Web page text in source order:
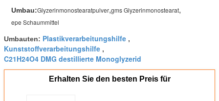
Umbau:Glyzerinmonostearatpulver,gms Glyzerinmonostearat,
epe Schaummittel
Umbauten: Plastikverarbeitungshilfe ,
Kunststoffverarbeitungshilfe ,
C21H24O4 DMG destillierte Monoglyzerid
Erhalten Sie den besten Preis für